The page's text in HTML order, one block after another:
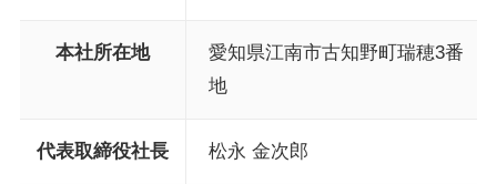
本社所在地
愛知県江南市古知野町瑞穂3番
地
代表取締役社長 松永 金次郎